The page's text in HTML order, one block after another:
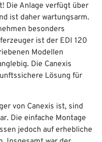
Die Anlage verfügt über
ist daher wartungsarm.
besonders
ist der EDI 120
Modellen
Die Canexis
Lösung für
von Canexis ist, sind
Die einfache Montage
jedoch auf erhebliche